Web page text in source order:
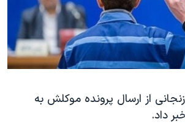
آمریکا ۲۰۲۴
به اسرائیل
آزادی
از ارسال پرونده موکلش به
داد.